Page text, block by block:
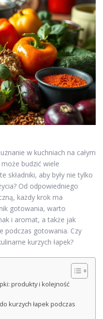
w kuchniach na całym
budzić wiele
składniki, aby były nie tylko
Od odpowiedniego
każdy krok ma
gotowania, warto
i aromat, a także jak
podczas gotowania. Czy
kurzych łapek?
produkty i kolejność
kurzych łapek podczas